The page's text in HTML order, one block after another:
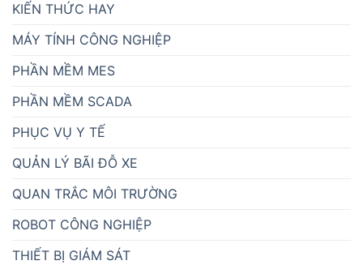
KIẾN THỨC HAY
MÁY TÍNH CÔNG NGHIỆP
PHẦN MỀM MES
PHẦN MỀM SCADA
PHỤC VỤ Y TẾ
QUẢN LÝ BÃI ĐỖ XE
QUAN TRẮC MÔI TRƯỜNG
ROBOT CÔNG NGHIỆP
THIẾT BỊ GIÁM SÁT